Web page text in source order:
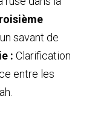
savant de
: Clarification
entre les